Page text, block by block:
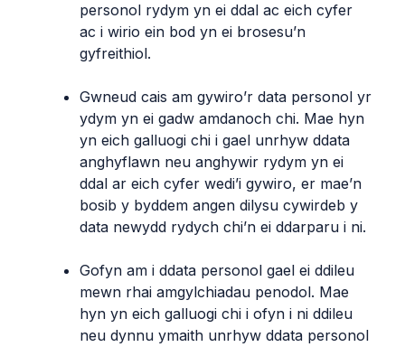
personol rydym yn ei ddal ac eich cyfer
ac i wirio ein bod yn ei brosesu’n
gyfreithiol.
Gwneud cais am gywiro’r data personol yr
ydym yn ei gadw amdanoch chi. Mae hyn
yn eich galluogi chi i gael unrhyw ddata
anghyflawn neu anghywir rydym yn ei
ddal ar eich cyfer wedi’i gywiro, er mae’n
bosib y byddem angen dilysu cywirdeb y
data newydd rydych chi’n ei ddarparu i ni.
Gofyn am i ddata personol gael ei ddileu
mewn rhai amgylchiadau penodol. Mae
hyn yn eich galluogi chi i ofyn i ni ddileu
neu dynnu ymaith unrhyw ddata personol